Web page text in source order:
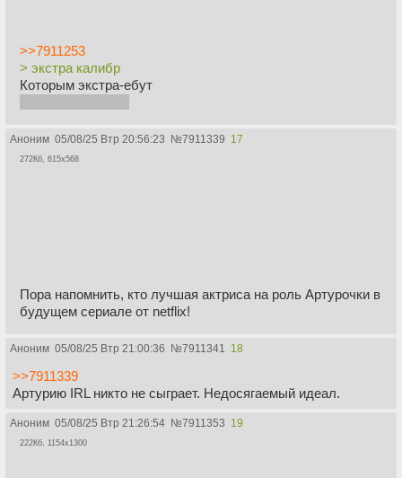
>>7911253
> экстра калибр
Которым экстра-ебут
Аноним 05/08/25 Втр 20:56:23 №7911339 17
272Кб, 615x568
Пора напомнить, кто лучшая актриса на роль Артурочки в
будущем сериале от netflix!
Аноним 05/08/25 Втр 21:00:36 №7911341 18
>>7911339
Артурию IRL никто не сыграет. Недосягаемый идеал.
Аноним 05/08/25 Втр 21:26:54 №7911353 19
222Кб, 1154x1300